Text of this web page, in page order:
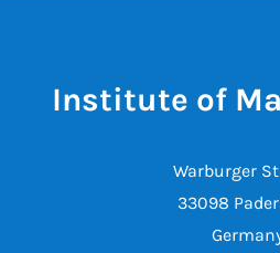
Institute of
Warburger
33098